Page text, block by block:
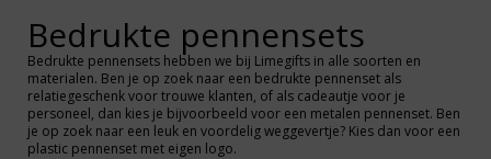
Bedrukte pennensets
Bedrukte pennensets hebben we bij Limegifts in alle soorten en
materialen. Ben je op zoek naar een bedrukte pennenset als
relatiegeschenk voor trouwe klanten, of als cadeautje voor je
personeel, dan kies je bijvoorbeeld voor een metalen pennenset. Ben
je op zoek naar een leuk en voordelig weggevertje? Kies dan voor een
plastic pennenset met eigen logo.